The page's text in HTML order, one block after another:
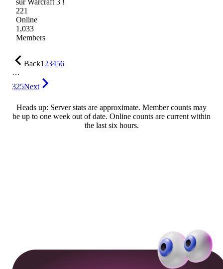
sur Warcraft 3 !
221
Online
1,033
Members
Back123456
…
325Next
Heads up: Server stats are approximate. Member counts may
be up to one week out of date. Online counts are current within
the last six hours.